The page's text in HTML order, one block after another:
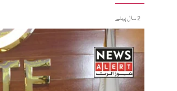
2 سال پہلے